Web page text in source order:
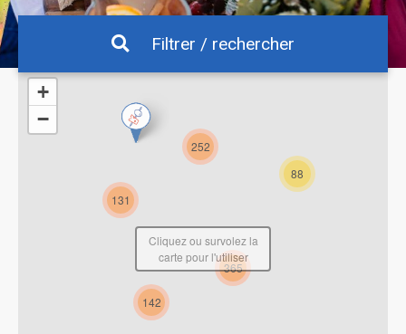
Filtrer / rechercher
252
131
365
142
88
+
−
Cliquez ou survolez la
carte pour l'utiliser